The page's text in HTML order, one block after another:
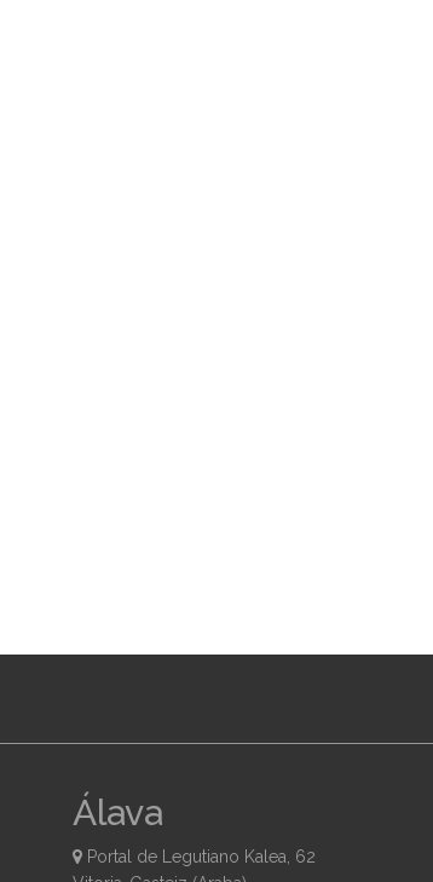
Álava
Portal de Legutiano Kalea, 62